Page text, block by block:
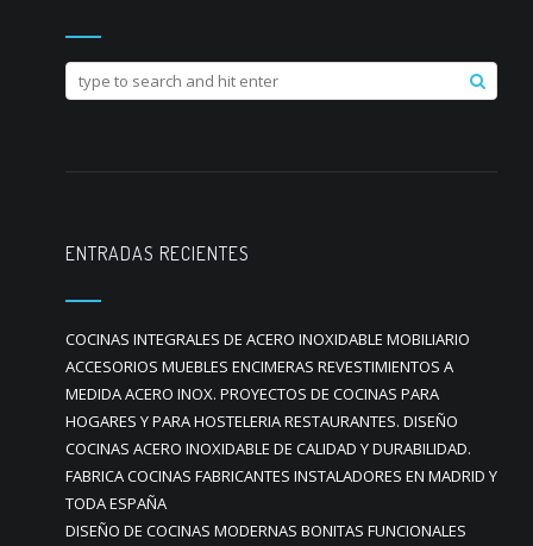
ENTRADAS RECIENTES
COCINAS INTEGRALES DE ACERO INOXIDABLE MOBILIARIO
ACCESORIOS MUEBLES ENCIMERAS REVESTIMIENTOS A
MEDIDA ACERO INOX. PROYECTOS DE COCINAS PARA
HOGARES Y PARA HOSTELERIA RESTAURANTES. DISEÑO
COCINAS ACERO INOXIDABLE DE CALIDAD Y DURABILIDAD.
FABRICA COCINAS FABRICANTES INSTALADORES EN MADRID Y
TODA ESPAÑA
DISEÑO DE COCINAS MODERNAS BONITAS FUNCIONALES